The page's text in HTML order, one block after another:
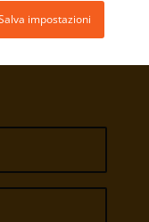
impostazioni